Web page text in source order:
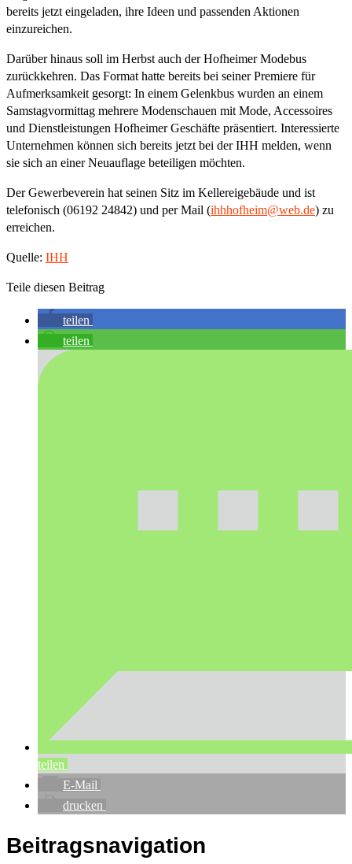
bereits jetzt eingeladen, ihre Ideen und passenden Aktionen
einzureichen.
Darüber hinaus soll im Herbst auch der Hofheimer Modebus
zurückkehren. Das Format hatte bereits bei seiner Premiere für
Aufmerksamkeit gesorgt: In einem Gelenkbus wurden an einem
Samstagvormittag mehrere Modenschauen mit Mode, Accessoires
und Dienstleistungen Hofheimer Geschäfte präsentiert. Interessierte
Unternehmen können sich bereits jetzt bei der IHH melden, wenn
sie sich an einer Neuauflage beteiligen möchten.
Der Gewerbeverein hat seinen Sitz im Kellereigebäude und ist
telefonisch (06192 24842) und per Mail (ihhhofheim@web.de) zu
erreichen.
Quelle: IHH
Teile diesen Beitrag
teilen
teilen
teilen
E-Mail
drucken
Beitragsnavigation